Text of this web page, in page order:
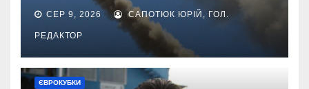
СЕР 9, 2026 САПОТЮК ЮРІЙ, ГОЛ.
РЕДАКТОР
ЄВРОКУБКИ